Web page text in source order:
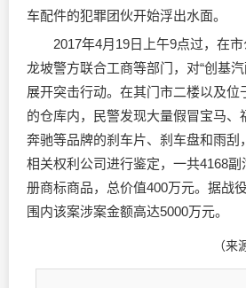
车配件的犯罪团伙开始浮出水面。
2017年4月19日上午9点过，在市
龙坡警方联合工商等部门，对“创基
展开突击行动。在其门市二楼以及位
的仓库内，民警发现大量假冒宝马、
奔驰等品牌的刹车片、刹车盘和雨刮
相关权利公司进行鉴定，一共4168
册商标商品，总价值400万元。据战
围内该案涉案金额高达5000万元。
（来